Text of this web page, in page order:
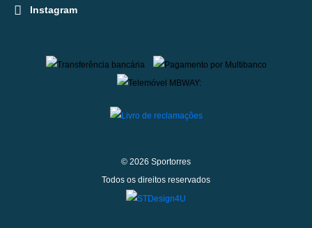
Instagram
© 2026 Sportorres
Todos os direitos reservados